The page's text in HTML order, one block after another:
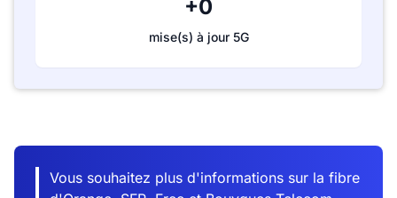
+0
mise(s) à jour 5G
Vous souhaitez plus d'informations sur la fibre